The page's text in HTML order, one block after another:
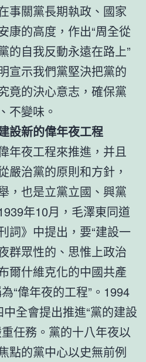
事關黨長期執政、國家
康的高度，作出“周全從
的自我反動永遠在路上”
宣示我們黨堅決把黨的
竟的決心意志，確保黨
不變味。
設新的偉年夜工程
年夜工程來推進，并且
嚴治黨的原則和方針，
，也是立黨立國、興黨
年10月，毛澤東同道
詞》中提出，要“建設一
群眾性的、思惟上政治
爾什維克化的中國共產
“偉年夜的工程”。1994
全會提出推進“黨的建設
任務。黨的十八年夜以
點的黨中心以史無前例